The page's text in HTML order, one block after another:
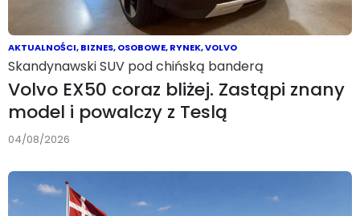
AKTUALNOŚCI,BIZNES,OSOBOWE,RYNEK,VOLVO
Skandynawski SUV pod chińską banderą
Volvo EX50 coraz bliżej. Zastąpi znany
model i powalczy z Teslą
04/08/2026